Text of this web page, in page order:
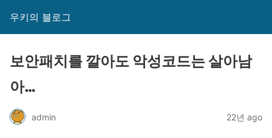
우키의 블로그
보안패치를 깔아도 악성코드는 살아남
아…
admin 22년 ago